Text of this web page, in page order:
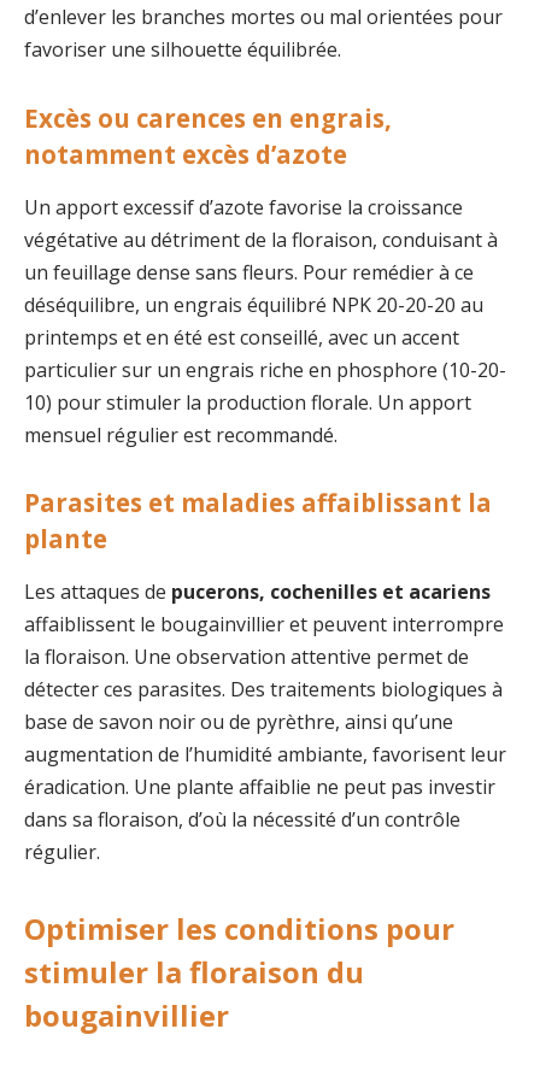
d’enlever les branches mortes ou mal orientées pour
favoriser une silhouette équilibrée.
Excès ou carences en engrais,
notamment excès d’azote
Un apport excessif d’azote favorise la croissance
végétative au détriment de la floraison, conduisant à
un feuillage dense sans fleurs. Pour remédier à ce
déséquilibre, un engrais équilibré NPK 20-20-20 au
printemps et en été est conseillé, avec un accent
particulier sur un engrais riche en phosphore (10-20-
10) pour stimuler la production florale. Un apport
mensuel régulier est recommandé.
Parasites et maladies affaiblissant la
plante
Les attaques de pucerons, cochenilles et acariens
affaiblissent le bougainvillier et peuvent interrompre
la floraison. Une observation attentive permet de
détecter ces parasites. Des traitements biologiques à
base de savon noir ou de pyrèthre, ainsi qu’une
augmentation de l’humidité ambiante, favorisent leur
éradication. Une plante affaiblie ne peut pas investir
dans sa floraison, d’où la nécessité d’un contrôle
régulier.
Optimiser les conditions pour
stimuler la floraison du
bougainvillier